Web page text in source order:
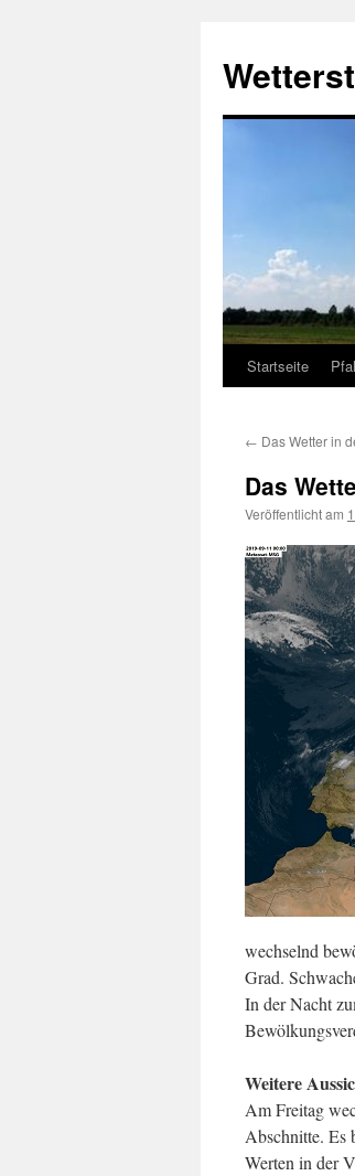
springen
Startseite
← Das Wetter in
Das
Veröffentlicht am
wechselnd
Grad.
In der Nacht
Weitere
Am Freitag
Abschnitte. Es
Werten in der